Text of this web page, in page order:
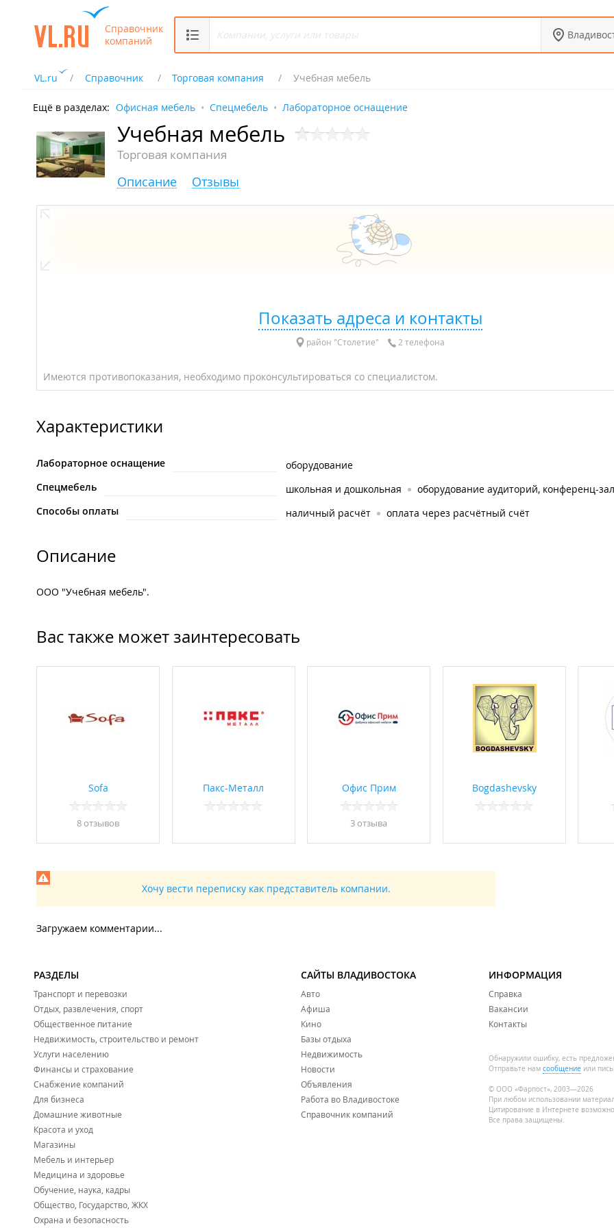
Справочник
компаний
VL.ru Справочник Торговая компания Учебная мебель
Ещё в разделах: Офисная мебель Спецмебель Лабораторное оснащение
Учебная мебель
Торговая компания
Описание Отзывы
Показать адреса и контакты
район "Столетие" 2 телефона
Имеются противопоказания, необходимо проконсультироваться со специалистом.
Характеристики
Лабораторное оснащение
оборудование
Спецмебель
школьная и дошкольная
оборудование аудиторий, конференц-
Способы оплаты
наличный расчёт оплата через расчётный счёт
Описание
ООО "Учебная мебель".
Вас также может заинтересовать
Sofa
8 отзывов
Пакс-Металл Офис Прим
3 отзывa
Bogdashevsky
Хочу вести переписку как представитель компании.
Загружаем комментарии...
РАЗДЕЛЫ
Транспорт и перевозки
Отдых, развлечения, спорт
Общественное питание
Недвижимость, строительство и ремонт
Услуги населению
Финансы и страхование
Снабжение компаний
Для бизнеса
Домашние животные
Красота и уход
Магазины
Мебель и интерьер
Медицина и здоровье
Обучение, наука, кадры
Общество, Государство, ЖКХ
Охрана и безопасность
САЙТЫ ВЛАДИВОСТОКА
Авто
Афиша
Кино
Базы отдыха
Недвижимость
Новости
Объявления
Работа во Владивостоке
Справочник компаний
ИНФОРМАЦИЯ
Справка
Вакансии
Контакты
Обнаружили ошибку, есть
Отправьте нам сообщение или
© ООО «Фарпост», 2003—2026
При любом использовании
Цитирование в Интернете
Все права защищены.